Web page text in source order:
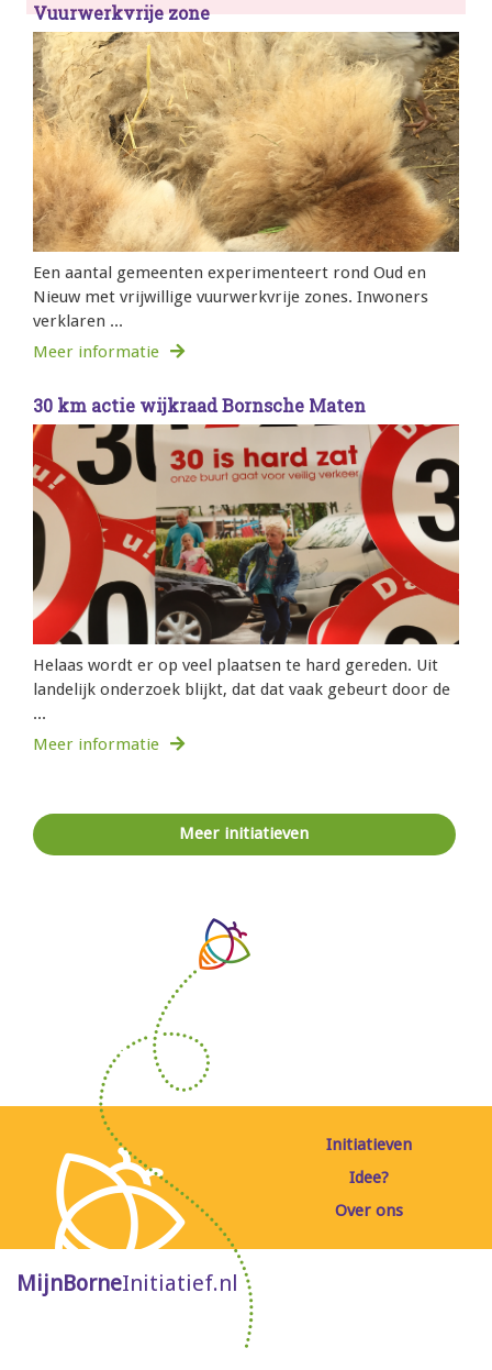
Vuurwerkvrije zone
Een aantal gemeenten experimenteert rond Oud en
Nieuw met vrijwillige vuurwerkvrije zones. Inwoners
verklaren ...
Meer informatie
30 km actie wijkraad Bornsche Maten
Helaas wordt er op veel plaatsen te hard gereden. Uit
landelijk onderzoek blijkt, dat dat vaak gebeurt door de
...
Meer informatie
Meer initiatieven
Initiatieven
Idee?
Over ons
MijnBorneInitiatief.nl